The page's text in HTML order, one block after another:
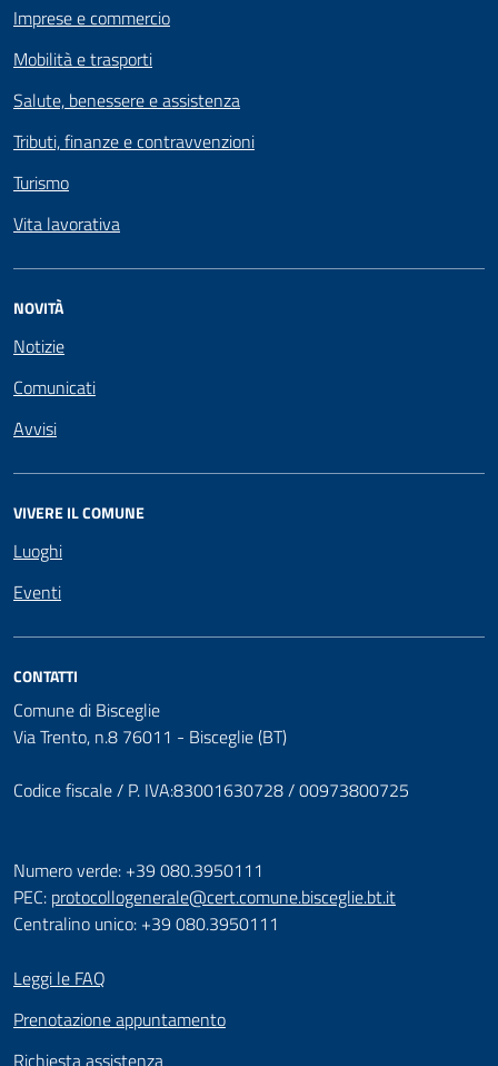
Imprese e commercio
Mobilità e trasporti
Salute, benessere e assistenza
Tributi, finanze e contravvenzioni
Turismo
Vita lavorativa
NOVITÀ
Notizie
Comunicati
Avvisi
VIVERE IL COMUNE
Luoghi
Eventi
CONTATTI
Comune di Bisceglie
Via Trento, n.8 76011 - Bisceglie (BT)
Codice fiscale / P. IVA:83001630728 / 00973800725
Numero verde: +39 080.3950111
PEC: protocollogenerale@cert.comune.bisceglie.bt.it
Centralino unico: +39 080.3950111
Leggi le FAQ
Prenotazione appuntamento
Richiesta assistenza